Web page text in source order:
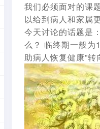
我们必须面对的课
以给到病人和家属
今天讨论的话题是
么？ 临终期一般为
助病人恢复健康”转